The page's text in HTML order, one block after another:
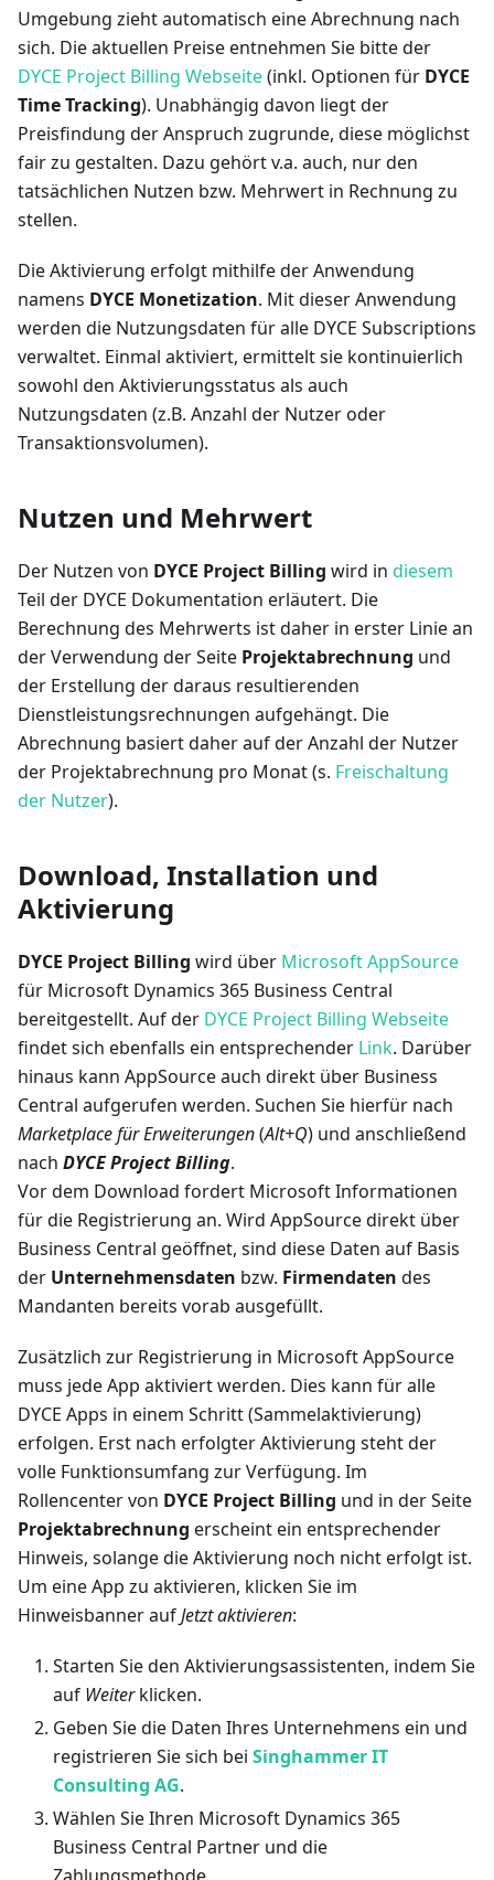
Umgebung zieht automatisch eine Abrechnung nach
sich. Die aktuellen Preise entnehmen Sie bitte der
DYCE Project Billing Webseite(inkl. Optionen für DYCE
Time Tracking). Unabhängig davon liegt der
Preisfindung der Anspruch zugrunde, diese möglichst
fair zu gestalten. Dazu gehört v.a. auch, nur den
tatsächlichen Nutzen bzw. Mehrwert in Rechnung zu
stellen.
Die Aktivierung erfolgt mithilfe der Anwendung
namens DYCE Monetization. Mit dieser Anwendung
werden die Nutzungsdaten für alle DYCE Subscriptions
verwaltet. Einmal aktiviert, ermittelt sie kontinuierlich
sowohl den Aktivierungsstatus als auch
Nutzungsdaten (z.B. Anzahl der Nutzer oder
Transaktionsvolumen).
Nutzen und Mehrwert
Der Nutzen von DYCE Project Billing wird in diesem
Teil der DYCE Dokumentation erläutert. Die
Berechnung des Mehrwerts ist daher in erster Linie an
der Verwendung der Seite Projektabrechnung und
der Erstellung der daraus resultierenden
Dienstleistungsrechnungen aufgehängt. Die
Abrechnung basiert daher auf der Anzahl der Nutzer
der Projektabrechnung pro Monat (s. Freischaltung
der Nutzer).
Download, Installation und
Aktivierung
DYCE Project Billing wird über Microsoft AppSource
für Microsoft Dynamics 365 Business Central
bereitgestellt. Auf der DYCE Project Billing Webseite
findet sich ebenfalls ein entsprechender Link. Darüber
hinaus kann AppSource auch direkt über Business
Central aufgerufen werden. Suchen Sie hierfür nach
Marketplace für Erweiterungen(Alt+Q) und anschließend
nach DYCE Project Billing.
Vor dem Download fordert Microsoft Informationen
für die Registrierung an. Wird AppSource direkt über
Business Central geöffnet, sind diese Daten auf Basis
der Unternehmensdaten bzw. Firmendaten des
Mandanten bereits vorab ausgefüllt.
Zusätzlich zur Registrierung in Microsoft AppSource
muss jede App aktiviert werden. Dies kann für alle
DYCE Apps in einem Schritt (Sammelaktivierung)
erfolgen. Erst nach erfolgter Aktivierung steht der
volle Funktionsumfang zur Verfügung. Im
Rollencenter von DYCE Project Billing und in der Seite
Projektabrechnung erscheint ein entsprechender
Hinweis, solange die Aktivierung noch nicht erfolgt ist.
Um eine App zu aktivieren, klicken Sie im
Hinweisbanner aufJetzt aktivieren:
Starten Sie den Aktivierungsassistenten, indem Sie
auf Weiterklicken.
Geben Sie die Daten Ihres Unternehmens ein und
registrieren Sie sich bei Singhammer IT
Consulting AG.
Wählen Sie Ihren Microsoft Dynamics 365
Business Central Partner und die